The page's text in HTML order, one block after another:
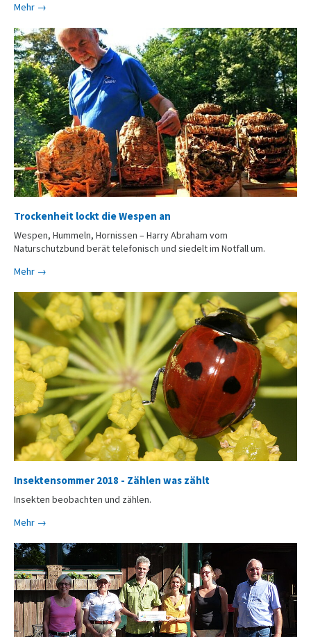
Mehr →
Trockenheit lockt die Wespen an
Wespen, Hummeln, Hornissen – Harry Abraham vom
Naturschutzbund berät telefonisch und siedelt im Notfall um.
Mehr →
Insektensommer 2018 - Zählen was zählt
Insekten beobachten und zählen.
Mehr →